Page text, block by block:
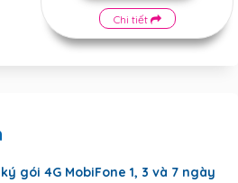
Chi tiết
gói 4G MobiFone 1, 3 và 7 ngày